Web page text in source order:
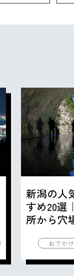
新潟の人
すめ20選
所から穴
おでか